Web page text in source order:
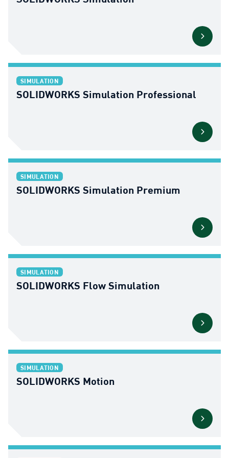
SIMULATION
SOLIDWORKS Simulation Professional
SIMULATION
SOLIDWORKS Simulation Premium
SIMULATION
SOLIDWORKS Flow Simulation
SIMULATION
SOLIDWORKS Motion